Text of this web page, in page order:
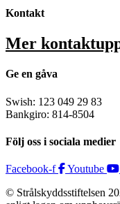
Kontakt
Mer
Ge en gåva
Swish: 123 049 29 83
Bankgiro: 814-8504
Följ oss i sociala medier
Facebook-f Youtube
© Strålskyddsstiftelsen